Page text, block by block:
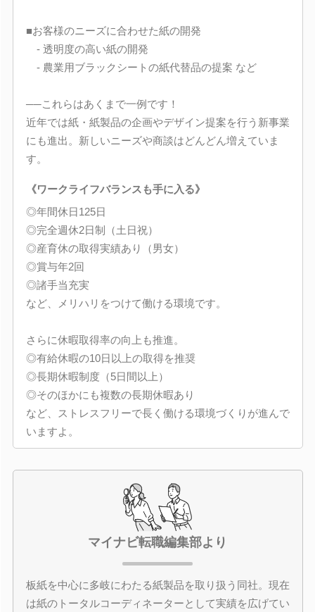
■お客様のニーズに合わせた紙の開発
- 透明度の高い紙の開発
- 農業用ブラックシートの紙代替品の提案 など
──これらはあくまで一例です！
近年では紙・紙製品の企画やデザイン提案を行う新事業
にも進出。新しいニーズや商談はどんどん増えていま
す。
《ワークライフバランスも手に入る》
◎年間休日125日
◎完全週休2日制（土日祝）
◎産育休の取得実績あり（男女）
◎賞与年2回
◎諸手当充実
など、メリハリをつけて働ける環境です。
さらに休暇取得率の向上も推進。
◎有給休暇の10日以上の取得を推奨
◎長期休暇制度（5日間以上）
◎そのほかにも複数の長期休暇あり
など、ストレスフリーで長く働ける環境づくりが進んで
いますよ。
マイナビ転職編集部より
板紙を中心に多岐にわたる紙製品を取り扱う同社。現在
は紙のトータルコーディネーターとして実績を広げてい